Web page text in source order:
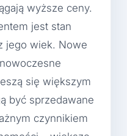
wyższe ceny.
jest stan
jego wiek. Nowe
się większym
być sprzedawane
czynnikiem